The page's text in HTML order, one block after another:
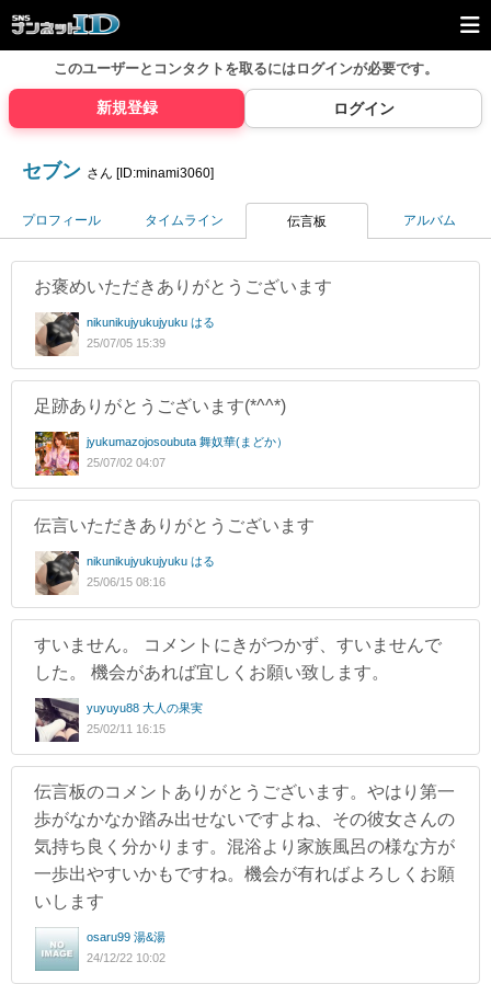
このユーザーとコンタクトを取るにはログインが必要です。
新規登録 ログイン
セブン さん [ID:minami3060]
プロフィール タイムライン 伝言板 アルバム
お褒めいただきありがとうございます
nikunikujyukujyuku はる
25/07/05 15:39
足跡ありがとうございます(*^^*)
jyukumazojosoubuta 舞奴華(まどか）
25/07/02 04:07
伝言いただきありがとうございます
nikunikujyukujyuku はる
25/06/15 08:16
すいません。 コメントにきがつかず、すいませんで
した。 機会があれば宜しくお願い致します。
yuyuyu88 大人の果実
25/02/11 16:15
伝言板のコメントありがとうございます。やはり第一
歩がなかなか踏み出せないですよね、その彼女さんの
気持ち良く分かります。混浴より家族風呂の様な方が
一歩出やすいかもですね。機会が有ればよろしくお願
いします
osaru99 湯&湯
24/12/22 10:02